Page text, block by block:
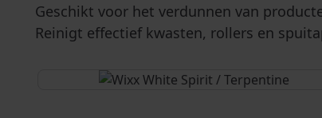
Geschikt voor het verdunnen van
Reinigt effectief kwasten, rollers en